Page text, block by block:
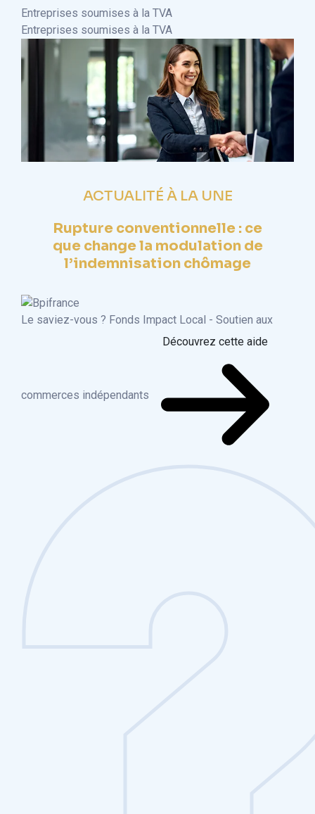
Entreprises soumises à la TVA
Entreprises soumises à la TVA
ACTUALITÉ À LA UNE
Rupture conventionnelle : ce
que change la modulation de
l’indemnisation chômage
Le saviez-vous ? Fonds Impact Local - Soutien aux
commerces indépendants
Découvrez cette aide